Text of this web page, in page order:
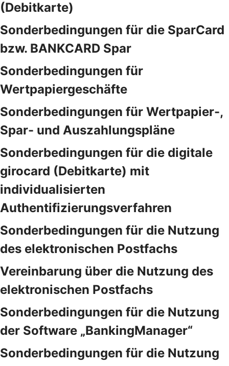
(Debitkarte)
Sonderbedingungen für die SparCard
bzw. BANKCARD Spar
Sonderbedingungen für
Wertpapiergeschäfte
Sonderbedingungen für Wertpapier-,
Spar- und Auszahlungspläne
Sonderbedingungen für die digitale
girocard (Debitkarte) mit
individualisierten
Authentifizierungsverfahren
Sonderbedingungen für die Nutzung
des elektronischen Postfachs
Vereinbarung über die Nutzung des
elektronischen Postfachs
Sonderbedingungen für die Nutzung
der Software „BankingManager“
Sonderbedingungen für die Nutzung